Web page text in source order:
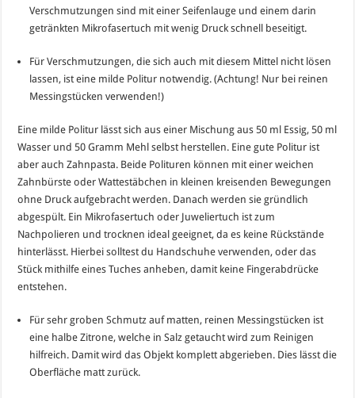
Verschmutzungen sind mit einer Seifenlauge und einem darin
getränkten Mikrofasertuch mit wenig Druck schnell beseitigt.
Für Verschmutzungen, die sich auch mit diesem Mittel nicht lösen
lassen, ist eine milde Politur notwendig. (Achtung! Nur bei reinen
Messingstücken verwenden!)
Eine milde Politur lässt sich aus einer Mischung aus 50 ml Essig, 50 ml
Wasser und 50 Gramm Mehl selbst herstellen. Eine gute Politur ist
aber auch Zahnpasta. Beide Polituren können mit einer weichen
Zahnbürste oder Wattestäbchen in kleinen kreisenden Bewegungen
ohne Druck aufgebracht werden. Danach werden sie gründlich
abgespült. Ein Mikrofasertuch oder Juweliertuch ist zum
Nachpolieren und trocknen ideal geeignet, da es keine Rückstände
hinterlässt. Hierbei solltest du Handschuhe verwenden, oder das
Stück mithilfe eines Tuches anheben, damit keine Fingerabdrücke
entstehen.
Für sehr groben Schmutz auf matten, reinen Messingstücken ist
eine halbe Zitrone, welche in Salz getaucht wird zum Reinigen
hilfreich. Damit wird das Objekt komplett abgerieben. Dies lässt die
Oberfläche matt zurück.